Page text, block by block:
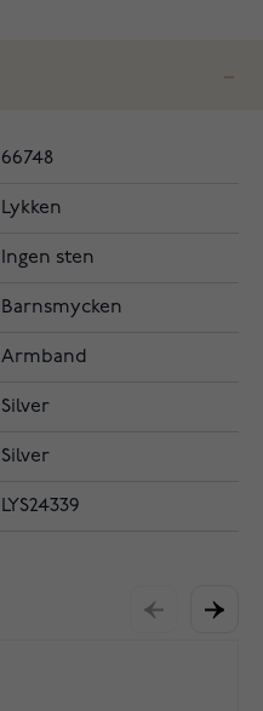
66748
Lykken
Ingen sten
Barnsmycken
Armband
Silver
Silver
LYS24339